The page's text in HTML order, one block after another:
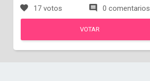
17 votos 0 comentarios
VOTAR